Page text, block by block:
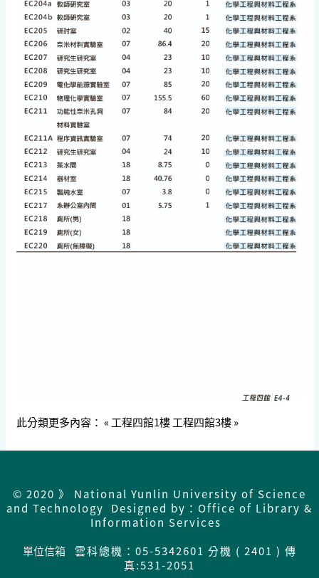
此分類更多內容： « 工程四館1樓 工程四館3樓 »
© 2020 》 National Yunlin University of Science
and Technology Designed by：Office of Library &
Information Services
單位信箱
雲科總機：05-5342601 分機 ( 2401 ) 傳
真:531-2051